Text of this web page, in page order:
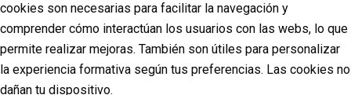
cookies son necesarias para facilitar la navegación y
comprender cómo interactúan los usuarios con las webs, lo que
permite realizar mejoras. También son útiles para personalizar
la experiencia formativa según tus preferencias. Las cookies no
dañan tu dispositivo.